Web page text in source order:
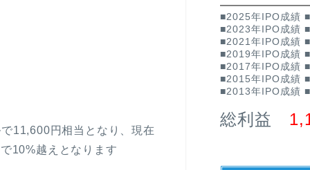
11,600円相当となり、現在
10%越えとなります
■2025年IPO成績
■2023年IPO成績
■2021年IPO成績
■2019年IPO成績
■2017年IPO成績
■2015年IPO成績
■2013年IPO成績
総利益